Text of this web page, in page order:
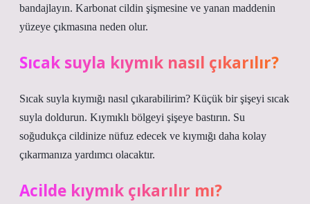
bandajlayın. Karbonat cildin şişmesine ve yanan maddenin
yüzeye çıkmasına neden olur.
Sıcak suyla kıymık nasıl çıkarılır?
Sıcak suyla kıymığı nasıl çıkarabilirim? Küçük bir şişeyi sıcak
suyla doldurun. Kıymıklı bölgeyi şişeye bastırın. Su
soğudukça cildinize nüfuz edecek ve kıymığı daha kolay
çıkarmanıza yardımcı olacaktır.
Acilde kıymık çıkarılır mı?